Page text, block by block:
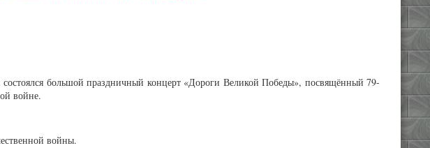
большой праздничный концерт «Дороги Великой Победы», посвящённый 79-
войне.
войны.